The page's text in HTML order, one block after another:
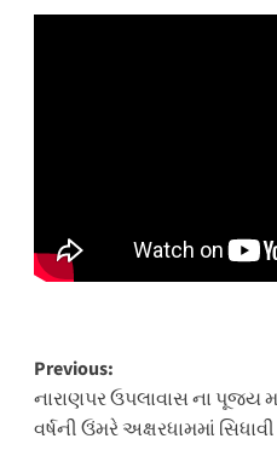
Post
navigation
Previous:
નારાણપર ઉપલાવાસ ના પૂજ્ય
વર્ષની ઉંમરે અક્ષરધામમાં